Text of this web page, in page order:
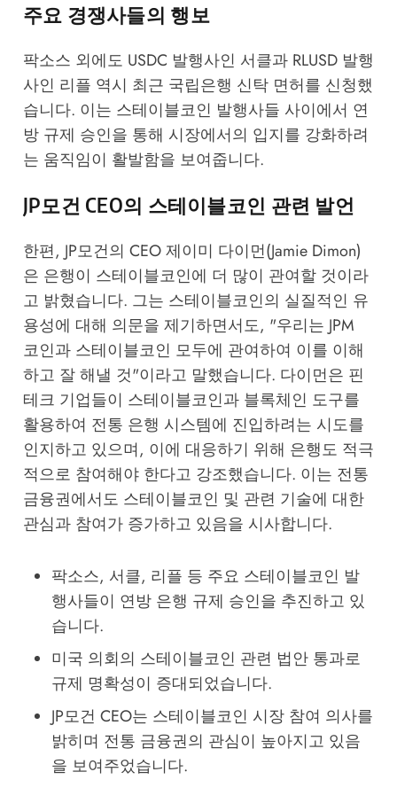
주요 경쟁사들의 행보
팍소스 외에도 USDC 발행사인 서클과 RLUSD 발행
사인 리플 역시 최근 국립은행 신탁 면허를 신청했
습니다. 이는 스테이블코인 발행사들 사이에서 연
방 규제 승인을 통해 시장에서의 입지를 강화하려
는 움직임이 활발함을 보여줍니다.
JP모건 CEO의 스테이블코인 관련 발언
한편, JP모건의 CEO 제이미 다이먼(Jamie Dimon)
은 은행이 스테이블코인에 더 많이 관여할 것이라
고 밝혔습니다. 그는 스테이블코인의 실질적인 유
용성에 대해 의문을 제기하면서도, "우리는 JPM
코인과 스테이블코인 모두에 관여하여 이를 이해
하고 잘 해낼 것"이라고 말했습니다. 다이먼은 핀
테크 기업들이 스테이블코인과 블록체인 도구를
활용하여 전통 은행 시스템에 진입하려는 시도를
인지하고 있으며, 이에 대응하기 위해 은행도 적극
적으로 참여해야 한다고 강조했습니다. 이는 전통
금융권에서도 스테이블코인 및 관련 기술에 대한
관심과 참여가 증가하고 있음을 시사합니다.
팍소스, 서클, 리플 등 주요 스테이블코인 발
행사들이 연방 은행 규제 승인을 추진하고 있
습니다.
미국 의회의 스테이블코인 관련 법안 통과로
규제 명확성이 증대되었습니다.
JP모건 CEO는 스테이블코인 시장 참여 의사를
밝히며 전통 금융권의 관심이 높아지고 있음
을 보여주었습니다.